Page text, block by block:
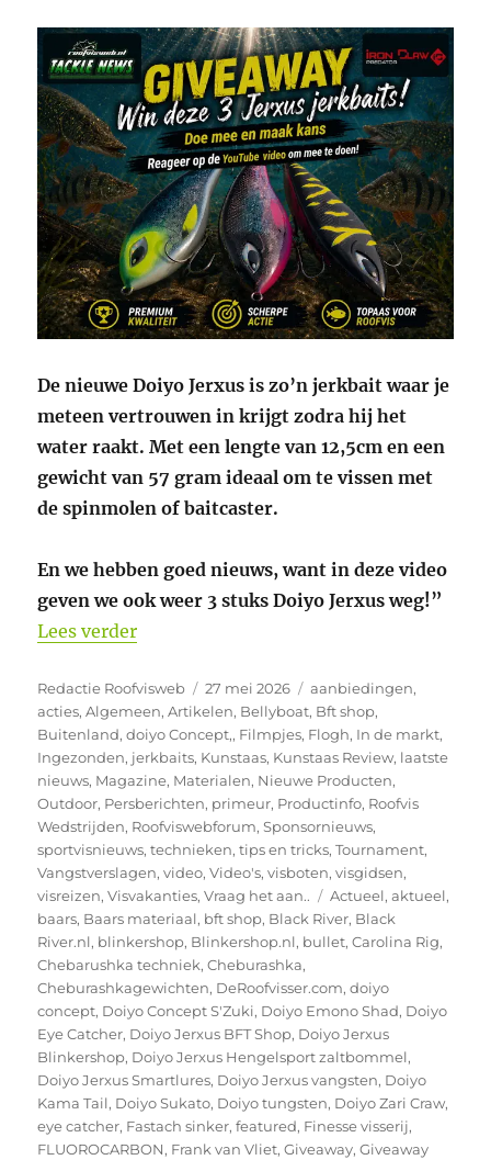
De nieuwe Doiyo Jerxus is zo’n jerkbait waar je
meteen vertrouwen in krijgt zodra hij het
water raakt. Met een lengte van 12,5cm en een
gewicht van 57 gram ideaal om te vissen met
de spinmolen of baitcaster.
En we hebben goed nieuws, want in deze video
geven we ook weer 3 stuks Doiyo Jerxus weg!”
Lees verder“Winactie youtube video Doiyo Jerxus”
Auteur
Redactie Roofvisweb
Geplaatst
op
27 mei 2026 Categorieën
aanbiedingen,
acties,Algemeen,Artikelen, Bellyboat, Bft shop,
Buitenland,doiyo Concept,, Filmpjes, Flogh, In de markt,
Ingezonden, jerkbaits, Kunstaas, Kunstaas Review, laatste
nieuws, Magazine, Materialen, Nieuwe Producten,
Outdoor, Persberichten, primeur, Productinfo, Roofvis
Wedstrijden, Roofviswebforum,Sponsornieuws,
sportvisnieuws,technieken,tips en tricks,Tournament,
Vangstverslagen,video,Video's,visboten,visgidsen,
visreizen,Visvakanties,Vraag het aan.. Tags
Actueel,aktueel,
baars, Baars materiaal, bft shop, Black River, Black
River.nl, blinkershop, Blinkershop.nl, bullet,Carolina Rig,
Chebarushka techniek,Cheburashka,
Cheburashkagewichten, DeRoofvisser.com,doiyo
concept, Doiyo Concept S'Zuki, Doiyo Emono Shad, Doiyo
Eye Catcher, Doiyo Jerxus BFT Shop, Doiyo Jerxus
Blinkershop, Doiyo Jerxus Hengelsport zaltbommel,
Doiyo Jerxus Smartlures, Doiyo Jerxus vangsten, Doiyo
Kama Tail, Doiyo Sukato, Doiyo tungsten, Doiyo Zari Craw,
eye catcher, Fastach sinker,featured, Finesse visserij,
FLUOROCARBON, Frank van Vliet,Giveaway,Giveaway